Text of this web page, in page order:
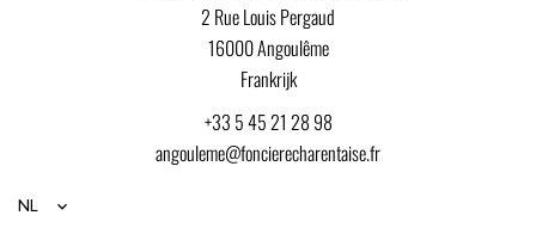
2 Rue Louis Pergaud
16000Angoulême
Frankrijk
+33 5 45 21 28 98
angouleme@foncierecharentaise.fr
NL